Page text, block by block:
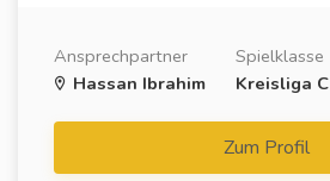
Ansprechpartner
Hassan Ibrahim
Spielklasse
Kreisliga C
Zum Profil